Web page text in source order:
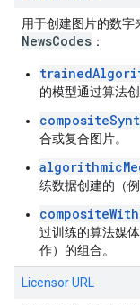
用于创建图片的数字
NewsCodes ：
的模型通过算法创
合或复合图片。
练数据创建的（
过训练的算法媒
作）的组合。
Licensor URL